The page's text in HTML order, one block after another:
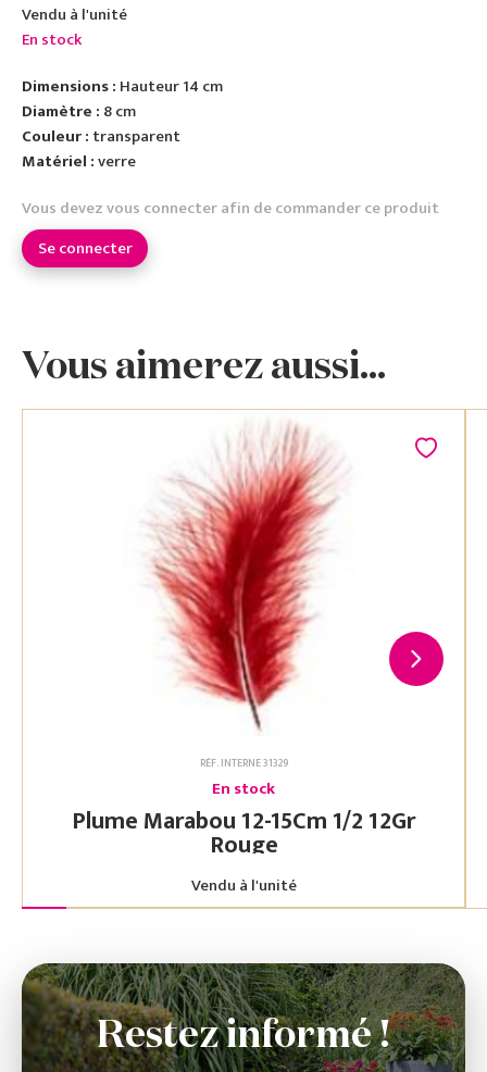
Vendu à l'unité
En stock
Dimensions : Hauteur 14 cm
Diamètre : 8 cm
Couleur : transparent
Matériel :verre
Vous devez vous connecter afin de commander ce produit
Se connecter
Vous aimerez aussi...
RÉF. INTERNE 31329
En stock
Plume Marabou 12-15Cm 1/2 12Gr
Rouge
Vendu à l'unité
Restez informé !